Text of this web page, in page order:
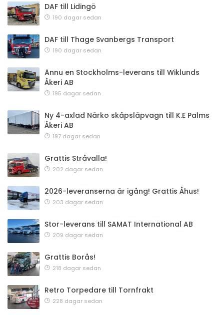
DAF till Lidingö
190 dagar sedan
DAF till Thage Svanbergs Transport
190 dagar sedan
Ännu en Stockholms-leverans till Wiklunds
Åkeri AB
195 dagar sedan
Ny 4-axlad Närko skåpsläpvagn till K.E Palms
Åkeri AB
197 dagar sedan
Grattis Stråvalla!
202 dagar sedan
2026-leveranserna är igång! Grattis Åhus!
203 dagar sedan
Stor-leverans till SAMAT International AB
209 dagar sedan
Grattis Borås!
218 dagar sedan
Retro Torpedare till Tornfrakt
228 dagar sedan